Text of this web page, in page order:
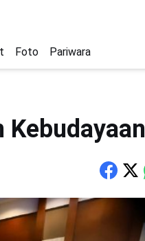
Foto Pariwara